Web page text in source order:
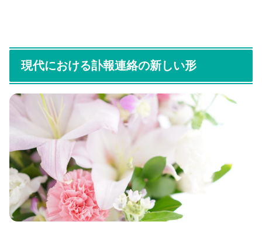
現代における訃報連絡の新しい形